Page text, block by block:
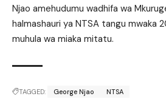
Njao amehudumu wadhifa wa
halmashauri ya NTSA tangu mwaka
muhula wa miaka mitatu.
TAGGED: George Njao NTSA